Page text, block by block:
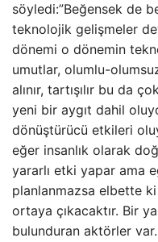
söyledi:”Beğensek de
teknolojik gelişmeler
dönemi o dönemin
umutlar, olumlu-
alınır, tartışılır bu da
yeni bir aygıt dahil
dönüştürücü etkileri
eğer insanlık olarak
yararlı etki yapar ama
planlanmazsa elbette
ortaya çıkacaktır. Bir
bulunduran aktörler